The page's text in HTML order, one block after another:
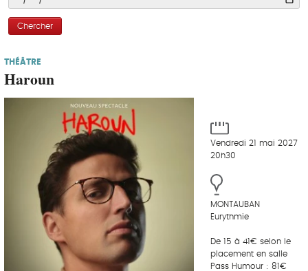
Chercher
THÉÂTRE
Haroun
Vendredi 21 mai 2027
20h30
MONTAUBAN
Eurythmie
De 15 à 41€ selon le
placement en salle
Pass Humour : 81€